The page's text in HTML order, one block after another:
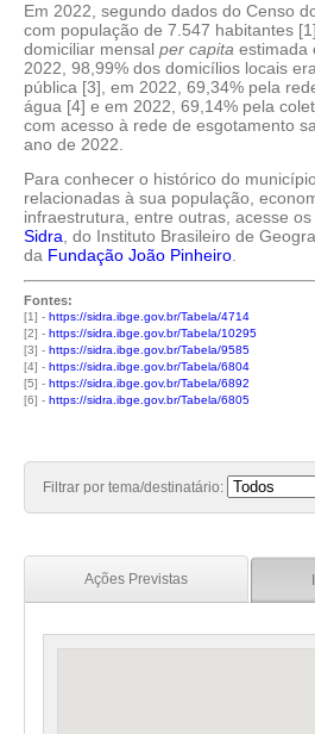
Em 2022, segundo dados do Censo
com população de 7.547 habitantes
domiciliar mensal per capita estimada
2022, 98,99% dos domicílios locais
pública [3], em 2022, 69,34% pela
água [4] e em 2022, 69,14% pela
com acesso à rede de esgotamento
ano de 2022.
Para conhecer o histórico do
relacionadas à sua população,
infraestrutura, entre outras, acesse
Sidra , do Instituto Brasileiro de
da Fundação João Pinheiro
Fontes:
[1] - https://sidra.ibge.gov.br/Tabela/4714
[2] - https://sidra.ibge.gov.br/Tabela/10295
[3] - https://sidra.ibge.gov.br/Tabela/9585
[4] - https://sidra.ibge.gov.br/Tabela/6804
[5] - https://sidra.ibge.gov.br/Tabela/6892
[6] - https://sidra.ibge.gov.br/Tabela/6805
Filtrar por tema/destinatário:
Ações Previstas